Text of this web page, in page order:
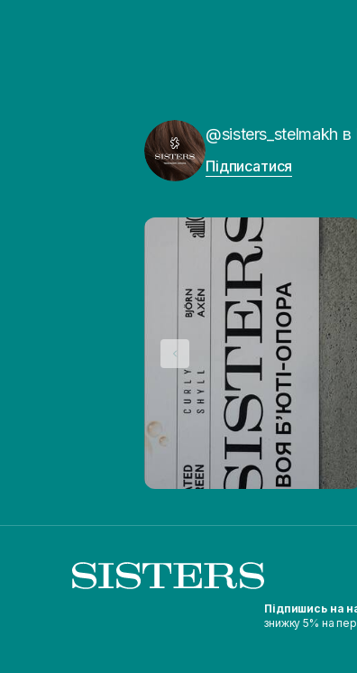
@sisters_stelmakh в
Підписатися
Підпишись на
знижку 5% на